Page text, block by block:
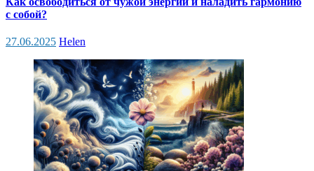
с собой?
27.06.2025 Helen